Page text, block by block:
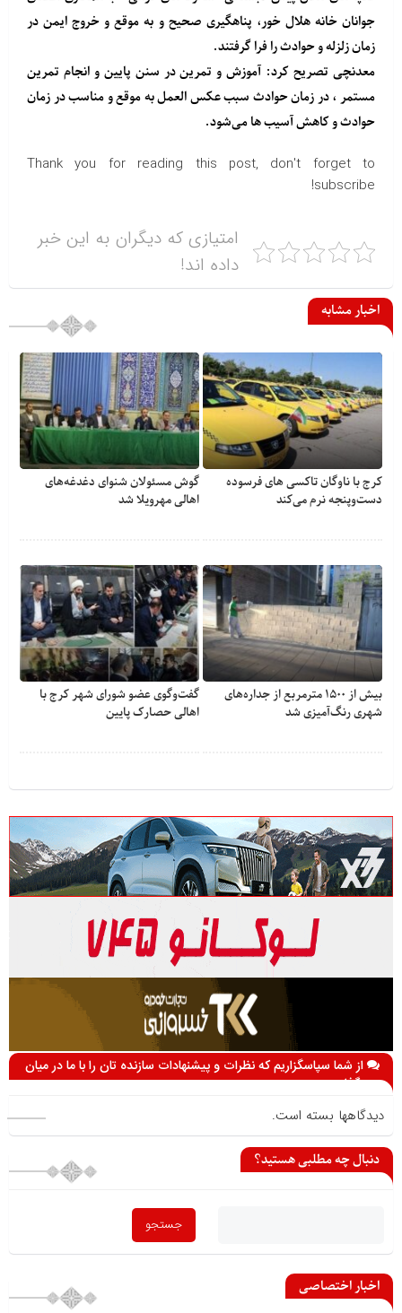
جوانان خانه هلال خور، پناهگیری صحیح و به موقع و خروج ایمن در
زمان زلزله و حوادث را فرا گرفتند.
معدنچی تصریح کرد: آموزش و تمرین در سنن پایین و انجام تمرین
مستمر ، در زمان حوادث سبب عکس العمل به موقع و مناسب در زمان
حوادث و کاهش آسیب ها می‌شود.
Thank you for reading this post, don't forget to
subscribe!
امتیازی که دیگران به این خبر
داده اند!
اخبار مشابه
کرج با ناوگان تاکسی های فرسوده
دست‌وپنجه نرم می‌کند
گوش مسئولان شنوای دغدغه‎‌های
اهالی مهرویلا شد
بیش از ۱۵۰۰ مترمربع از جداره‌های
شهری رنگ‌آمیزی شد
گفت‌وگوی عضو شورای شهر کرج با
اهالی حصارک پایین
از شما سپاسگزاریم که نظرات و پیشنهادات سازنده تان را با ما در میان
می گذارید
دیدگاهها بسته است.
دنبال چه مطلبی هستید؟
اخبار اختصاصی